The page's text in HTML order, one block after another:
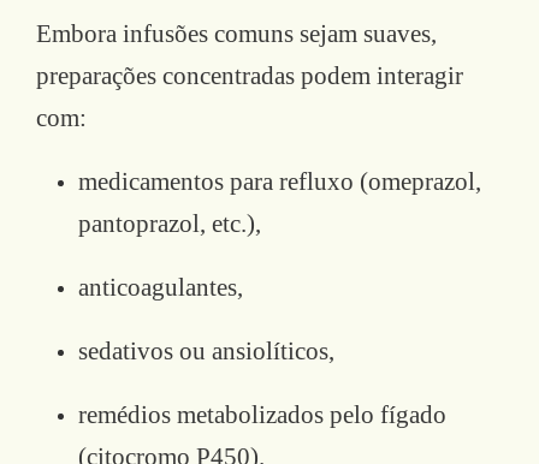
Embora infusões comuns sejam suaves,
preparações concentradas podem interagir
com:
medicamentos para refluxo (omeprazol,
pantoprazol, etc.),
anticoagulantes,
sedativos ou ansiolíticos,
remédios metabolizados pelo fígado
(citocromo P450).